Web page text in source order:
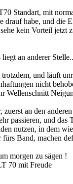
Standart, mit
drauf habe, und die
kein Vorteil jetzt
an anderer
trotzdem, und läuft
nicht
Wellenschnitt
an den
passieren, und das
nutzen, in dem
fürs Band, machen
morgen zu sägen !
70 mit Freude